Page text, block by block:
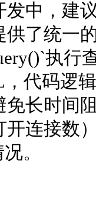
，建议
供了统一
执行
，代码逻
免长时间
开连接数
。